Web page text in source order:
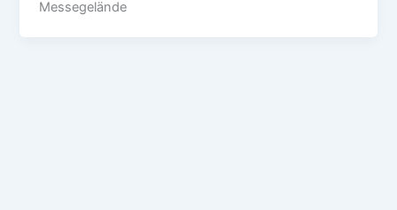
Messegelände